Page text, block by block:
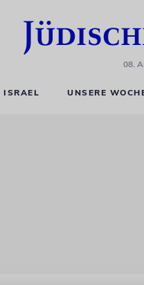
08.
ISRAEL UNSERE